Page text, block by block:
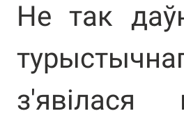
Не так